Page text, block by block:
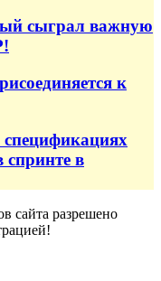
сыграл важную
к
спринте в
сайта разрешено